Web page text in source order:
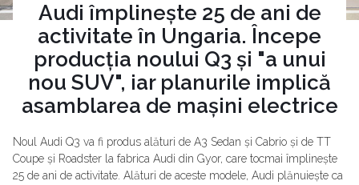
Audi împlinește 25 de ani de
activitate în Ungaria. Începe
producția noului Q3 și "a unui
nou SUV", iar planurile implică
asamblarea de mașini electrice
Noul Audi Q3 va fi produs alături de A3 Sedan și Cabrio și de TT
Coupe și Roadster la fabrica Audi din Gyor, care tocmai împlinește
25 de ani de activitate. Alături de aceste modele, Audi plănuiește ca